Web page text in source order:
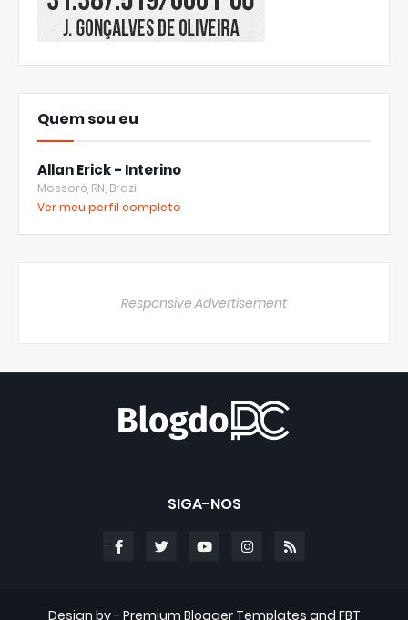
Quem sou eu
Allan Erick - Interino
Mossoró, RN, Brazil
Ver meu perfil completo
Responsive Advertisement
SIGA-NOS
Design by - Premium Blogger Templates and FBT